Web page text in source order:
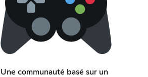
Une communauté basé sur un